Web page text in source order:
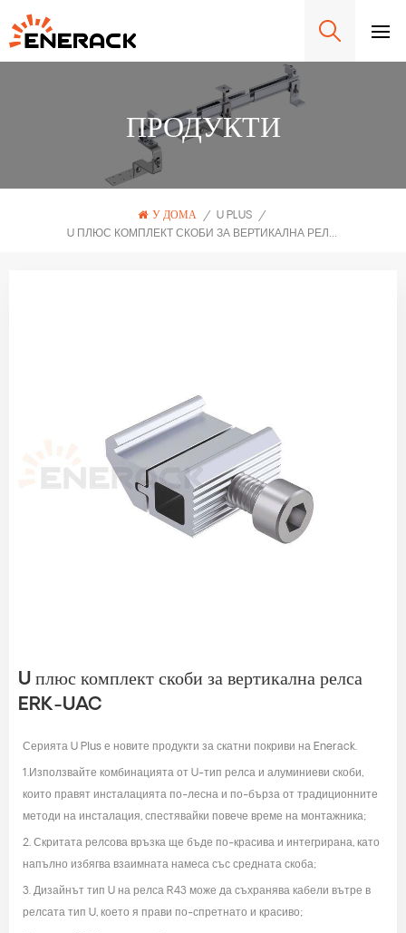
ПРОДУКТИ
У ДОМА / U PLUS
/
U ПЛЮС КОМПЛЕКТ СКОБИ ЗА ВЕРТИКАЛНА РЕЛСА ERK-UAC
U плюс комплект скоби за вертикална релса
ERK-UAC
Серията U Plus е новите продукти за скатни покриви на Enerack.
1.Използвайте комбинацията от U-тип релса и алуминиеви скоби,
които правят инсталацията по-лесна и по-бърза от традиционните
методи на инсталация, спестявайки повече време на монтажника;
2. Скритата релсова връзка ще бъде по-красива и интегрирана, като
напълно избягва взаимната намеса със средната скоба;
3. Дизайнът тип U на релса R43 може да съхранява кабели вътре в
релсата тип U, което я прави по-спретнато и красиво;